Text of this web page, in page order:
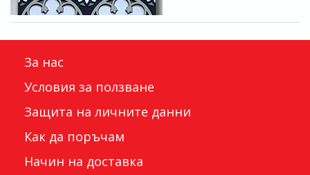
За нас
Условия за ползване
Защита на личните данни
Как да поръчам
Начин на доставка